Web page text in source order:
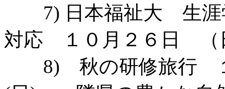
7) 日本福祉大 生涯
対応 １０月２６日 （
8) 秋の研修旅行 １